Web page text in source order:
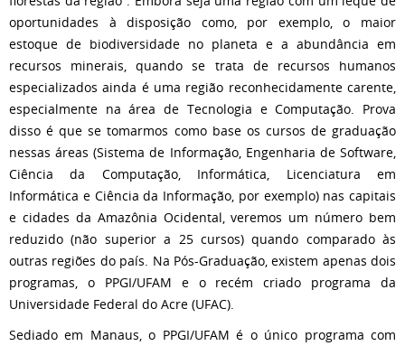
oportunidades à disposição como, por exemplo, o maior
estoque de biodiversidade no planeta e a abundância em
recursos minerais, quando se trata de recursos humanos
especializados ainda é uma região reconhecidamente carente,
especialmente na área de Tecnologia e Computação. Prova
disso é que se tomarmos como base os cursos de graduação
nessas áreas (Sistema de Informação, Engenharia de Software,
Ciência da Computação, Informática, Licenciatura em
Informática e Ciência da Informação, por exemplo) nas capitais
e cidades da Amazônia Ocidental, veremos um número bem
reduzido (não superior a 25 cursos) quando comparado às
outras regiões do país. Na Pós-Graduação, existem apenas dois
programas, o PPGI/UFAM e o recém criado programa da
Universidade Federal do Acre (UFAC).
Sediado em Manaus, o PPGI/UFAM é o único programa com